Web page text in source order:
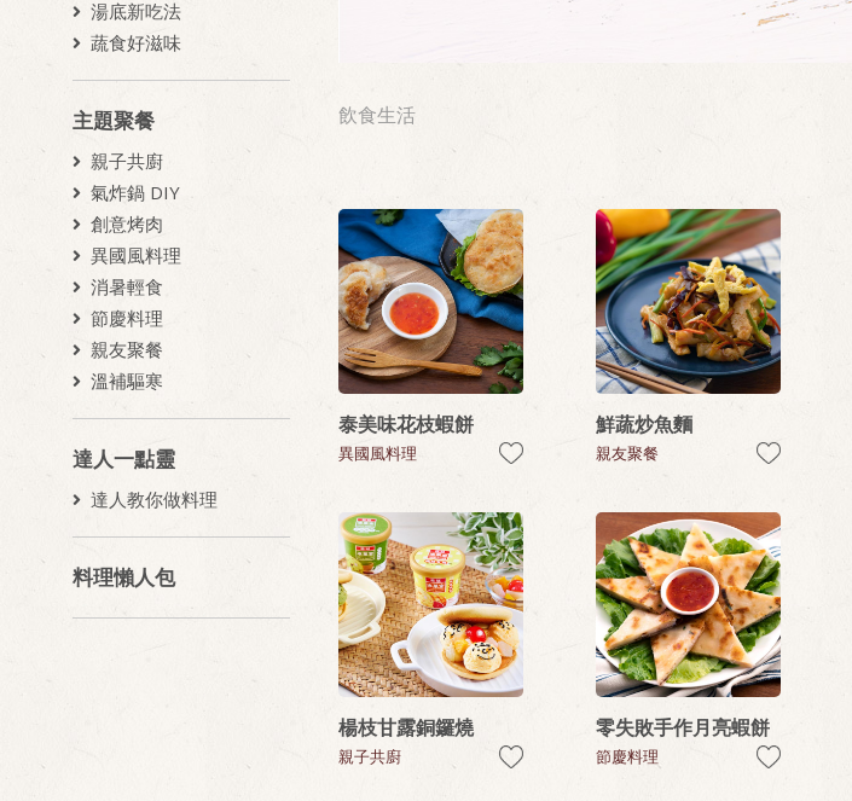
湯底新吃法
蔬食好滋味
主題聚餐
親子共廚
氣炸鍋 DIY
創意烤肉
異國風料理
消暑輕食
節慶料理
親友聚餐
溫補驅寒
達人一點靈
達人教你做料理
料理懶人包
飲食生活
泰美味花枝蝦餅
異國風料理
鮮蔬炒魚麵
親友聚餐
楊枝甘露銅鑼燒
親子共廚
零失敗手作月亮蝦餅
節慶料理